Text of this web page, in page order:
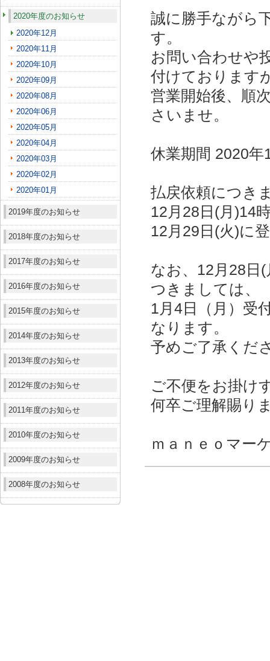
2020年度のお知らせ
2020年12月
2020年11月
2020年10月
2020年09月
2020年08月
2020年06月
2020年05月
2020年04月
2020年03月
2020年02月
2020年01月
2019年度のお知らせ
2018年度のお知らせ
2017年度のお知らせ
2016年度のお知らせ
2015年度のお知らせ
2014年度のお知らせ
2013年度のお知らせ
2012年度のお知らせ
2011年度のお知らせ
2010年度のお知らせ
2009年度のお知らせ
2008年度のお知らせ
誠に勝手ながら
す。
お問い合わせや
付けております
営業開始後、順
さいませ。
休業期間 2020年
払戻依頼につき
12月28日(月)14
12月29日(火)に
なお、12月28日
つきましては、
1月4日（月）受
なります。
予めご了承くだ
ご不便をお掛け
何卒ご理解賜り
ｍａｎｅｏマー